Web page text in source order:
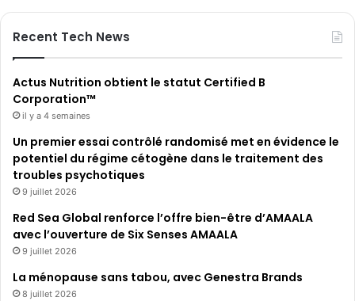
Recent Tech News
Actus Nutrition obtient le statut Certified B
Corporation™
il y a 4 semaines
Un premier essai contrôlé randomisé met en évidence le
potentiel du régime cétogène dans le traitement des
troubles psychotiques
9 juillet 2026
Red Sea Global renforce l’offre bien-être d’AMAALA
avec l’ouverture de Six Senses AMAALA
9 juillet 2026
La ménopause sans tabou, avec Genestra Brands
8 juillet 2026